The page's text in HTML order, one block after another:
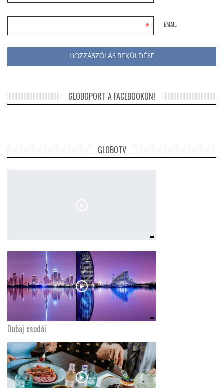
EMAIL
*
GLOBOPORT A FACEBOOKON!
GLOBOTV
Dubaj csodái